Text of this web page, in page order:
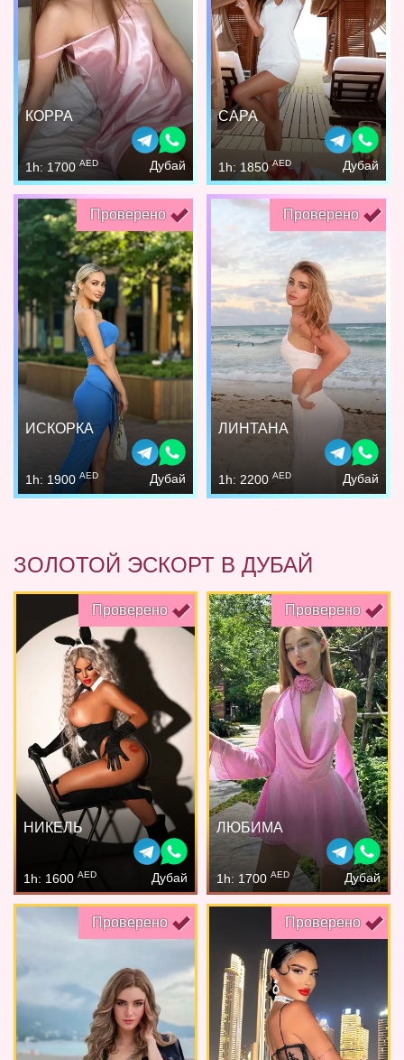
КОРРА
1h: 1700 AED Дубай
САРА
1h: 1850AED Дубай
Проверено
ИСКОРКА
1h: 1900 AED Дубай
Проверено
ЛИНТАНА
1h: 2200 AED Дубай
ЗОЛОТОЙ ЭСКОРТ В ДУБАЙ
Проверено
НИКЕЛЬ
1h: 1600 AED Дубай
Проверено
ЛЮБИМА
1h: 1700 AED Дубай
Проверено Проверено